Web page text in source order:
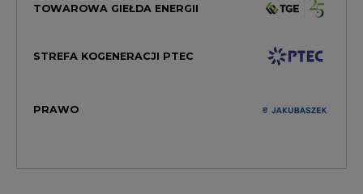
TOWAROWA GIEŁDA ENERGII
STREFA KOGENERACJI PTEC
PRAWO